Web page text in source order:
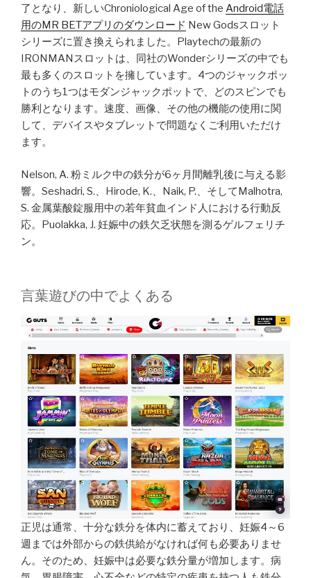
了となり、新しいChroniological Age of the Android電話
用のMR BETアプリのダウンロード New Godsスロット
シリーズに置き換えられました。Playtechの最新の
IRONMANスロットは、同社のWonderシリーズの中でも
最も多くのスロットを擁しています。4つのジャックポッ
トのうち1つはモダンジャックポットで、どのスピンでも
勝利となります。速度、画像、その他の機能の使用に関
して、デバイスやタブレットで問題なくご利用いただけ
ます。
Nelson, A. 粉ミルク中の鉄分が6ヶ月間離乳後に与える影
響。Seshadri, S.、Hirode, K.、Naik, P.、そしてMalhotra,
S. 金属葉酸錠服用中の若年貧血インド人における行動反
応。Puolakka, J. 妊娠中の鉄欠乏状態を測るゲルフェリチ
ン。
言葉遊びの中でよくある
正児は通常、十分な鉄分を体内に蓄えており、妊娠4～6
週までは外部からの鉄供給がなければ何も必要ありませ
ん。そのため、妊娠中は必要な鉄分量が増加します。病